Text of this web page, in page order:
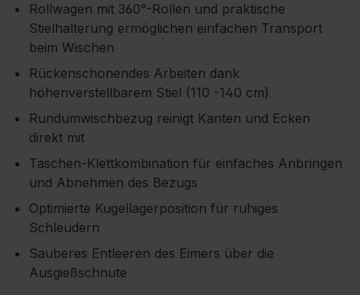
Rollwagen mit 360°-Rollen und praktische
Stielhalterung ermöglichen einfachen Transport
beim Wischen
Rückenschonendes Arbeiten dank
höhenverstellbarem Stiel (110 -140 cm)
Rundumwischbezug reinigt Kanten und Ecken
direkt mit
Taschen-Klettkombination für einfaches Anbringen
und Abnehmen des Bezugs
Optimierte Kugellagerposition für ruhiges
Schleudern
Sauberes Entleeren des Eimers über die
Ausgießschnute